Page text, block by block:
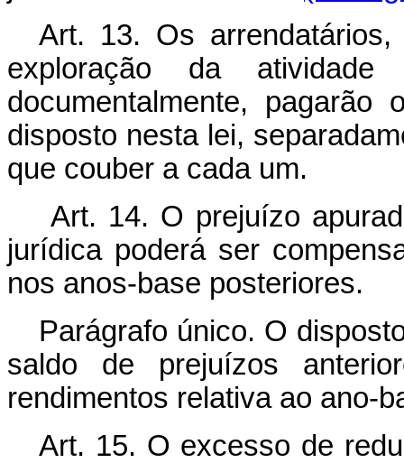
Art. 13. Os
exploração da
documentalmente,
disposto nesta lei,
que couber a cada um.
Art. 14. O prejuízo
jurídica poderá ser
nos anos-base posteriores.
Parágrafo único. O
saldo de prejuízos
rendimentos relativa ao ano-
Art. 15. O excesso de